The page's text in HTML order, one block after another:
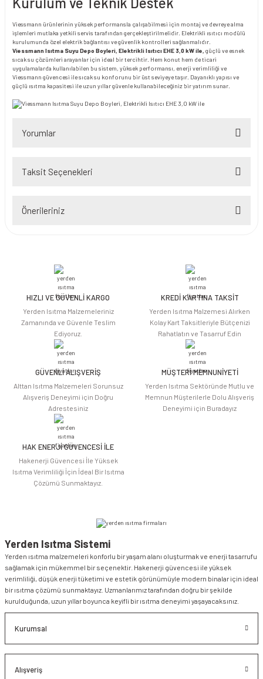
Viessmann ürünlerinin yüksek performansla çalışabilmesi için montaj ve devreye alma
işlemleri mutlaka yetkili servis tarafından gerçekleştirilmelidir. Elektrikli ısıtıcı modülü
kurulumunda özel elektrik bağlantısı ve güvenlik kontrolleri sağlanmalıdır.
Viessmann Isıtma Suyu Depo Boyleri, Elektrikli Isıtıcı EHE 3,0 kW ile, güçlü ve esnek
sıcak su çözümleri arayanlar için ideal bir tercihtir. Hem konut hem de ticari
uygulamalarda kullanılabilen bu sistem, yüksek performansı, enerji verimliliği ve
Viessmann güvencesi ile sıcak su konforunu bir üst seviyeye taşır. Dayanıklı yapısı ve
güçlü ısıtma kapasitesi ile uzun yıllar güvenle kullanabileceğiniz bir yatırım sunar.
Yorumlar
Taksit Seçenekleri
Önerileriniz
iletebilirsiniz.
Görüş ve önerileriniz için teşekkür ederiz.
Ürün açıklamasında eksik bilgiler bulunuyor.
Ürün bilgilerinde hatalar bulunuyor.
Ürün fiyatı diğer sitelerden daha pahalı.
Bu ürüne benzer farklı alternatifler olmalı.
HIZLI VE GÜVENLİ KARGO
Yerden Isıtma Malzemeleriniz
Zamanında ve Güvenle Teslim
Ediyoruz.
KREDİ KARTINA TAKSİT
Yerden Isıtma Malzemesi Alırken
Kolay Kart Taksitleriyle Bütçenizi
Rahatlatın ve Tasarruf Edin
GÜVENLİ ALIŞVERİŞ
Alttan Isıtma Malzemeleri Sorunsuz
Alışveriş Deneyimi için Doğru
Adrestesiniz
MÜŞTERİ MEMNUNİYETİ
Yerden Isıtma Sektöründe Mutlu ve
Memnun Müşterilerle Dolu Alışveriş
Deneyimi için Buradayız
HAK ENERJİ GÜVENCESİ İLE
Hakenerji Güvencesi İle Yüksek
Isıtma Verimliliği İçin İdeal Bir Isıtma
Çözümü Sunmaktayız.
Yerden Isıtma Sistemi
Yerden ısıtma malzemeleri konforlu bir yaşam alanı oluşturmak ve enerji tasarrufu
sağlamak için mükemmel bir seçenektir. Hakenerji güvencesi ile yüksek
verimliliği, düşük enerji tüketimi ve estetik görünümüyle modern binalar için ideal
bir ısıtma çözümü sunmaktayız. Uzmanlarımız tarafından doğru bir şekilde
kurulduğunda, uzun yıllar boyunca keyifli bir ısıtma deneyimi yaşayacaksınız.
Kurumsal
Alışveriş